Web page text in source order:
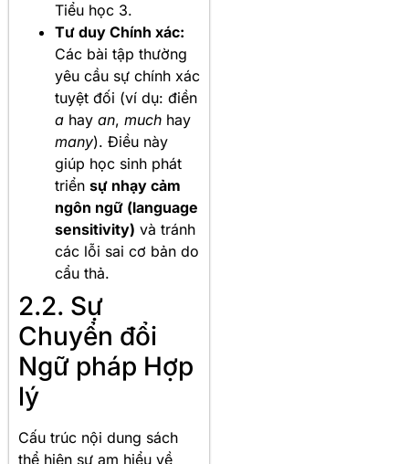
Tiểu học 3.
Tư duy Chính xác:
Các bài tập thường
yêu cầu sự chính xác
tuyệt đối (ví dụ: điền
a hay an, much hay
many). Điều này
giúp học sinh phát
triển sự nhạy cảm
ngôn ngữ (language
sensitivity) và tránh
các lỗi sai cơ bản do
cẩu thả.
2.2. Sự
Chuyển đổi
Ngữ pháp Hợp
lý
Cấu trúc nội dung sách
thể hiện sự am hiểu về